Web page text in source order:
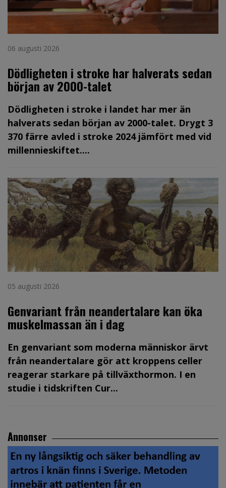
06 augusti 2026
Dödligheten i stroke har halverats sedan
början av 2000-talet
Dödligheten i stroke i landet har mer än
halverats sedan början av 2000-talet. Drygt 3
370 färre avled i stroke 2024 jämfört med vid
millennieskiftet....
05 augusti 2026
Genvariant från neandertalare kan öka
muskelmassan än i dag
En genvariant som moderna människor ärvt
från neandertalare gör att kroppens celler
reagerar starkare på tillväxthormon. I en
studie i tidskriften Cur...
Annonser